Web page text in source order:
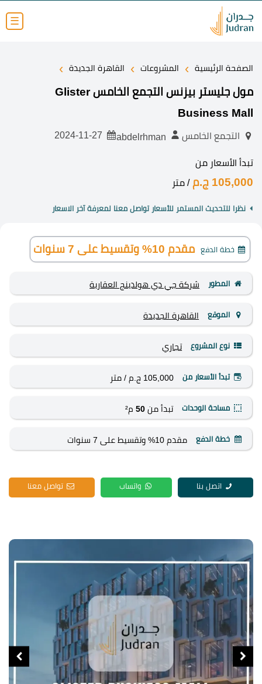
☰
الصفحة الرئيسية › المشروعات › القاهرة الجديدة ›
مول جليستر بيزنس التجمع الخامس Glister
Business Mall
التجمع الخامس
تبدأ الأسعار من
105,000 ج.م / متر
نظرا للتحديث المستمر للأسعار تواصل معنا لمعرفة آخر الاسعار
خطة الدفع مقدم 10% وتقسيط على 7 سنوات
المطور شركة جي دي هولدينج العقارية
الموقع القاهرة الجديدة
نوع المشروع تجاري
تبدأ الأسعار من 105,000 ج.م / متر
مساحة الوحدات تبدأ من 50م²
خطة الدفع مقدم 10% وتقسيط على 7 سنوات
اتصل بنا واتساب تواصل معنا